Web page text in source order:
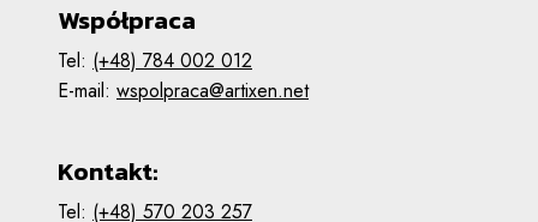
Współpraca
Tel: (+48) 784 002 012
E-mail: wspolpraca@artixen.net
Kontakt:
Tel: (+48) 570 203 257